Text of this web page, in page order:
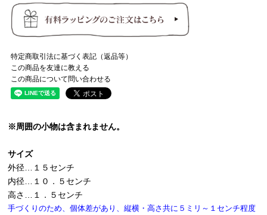
特定商取引法に基づく表記（返品等）
この商品を友達に教える
この商品について問い合わせる
※周囲の小物は含まれません。
サイズ
外径…１５センチ
内径…１０．５センチ
高さ…１．５センチ
手づくりのため、個体差があり、縦横・高さ共に５ミリ～１センチ程度